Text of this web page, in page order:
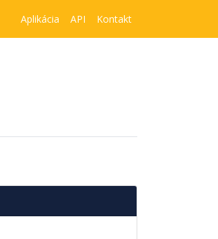
Aplikácia API Kontakt